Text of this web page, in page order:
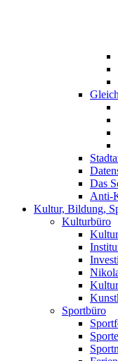
Das
Anti-
Kultur, Bildung,
Kulturbüro
Sportbüro